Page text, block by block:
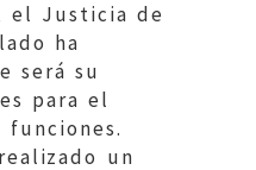
el Justicia de
ha
será su
para el
un